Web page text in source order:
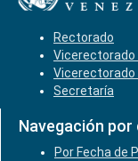
Rectorado
Vicerectorado
Secretaría
Navegación
Por Fecha de